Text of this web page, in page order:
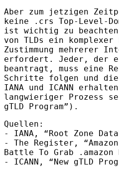
Aber zum jetzigen
keine .crs Top-Level-
ist wichtig zu
von TLDs ein
Zustimmung mehrerer
erfordert. Jeder, der
beantragt, muss eine
Schritte folgen und die
IANA und ICANN
langwieriger Prozess
gTLD Program”).
Quellen:
- IANA , “Root Zone
- The Register,
Battle To Grab .amazon
- ICANN , “New gTLD